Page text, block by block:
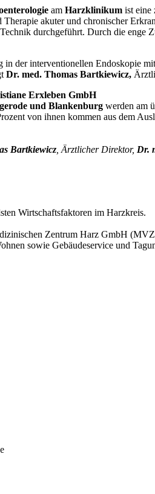
am Harzklinikum ist eine
akuter und chronischer
durchgeführt. Durch die enge
in der interventionellen Endoskopie
Dr. med. Thomas Bartkiewicz,
Erxleben GmbH
und Blankenburg werden am
von ihnen kommen aus dem
Bartkiewicz, Ärztlicher Direktor, Dr.
Wirtschaftsfaktoren im Harzkreis.
Zentrum Harz GmbH
sowie Gebäudeservice und